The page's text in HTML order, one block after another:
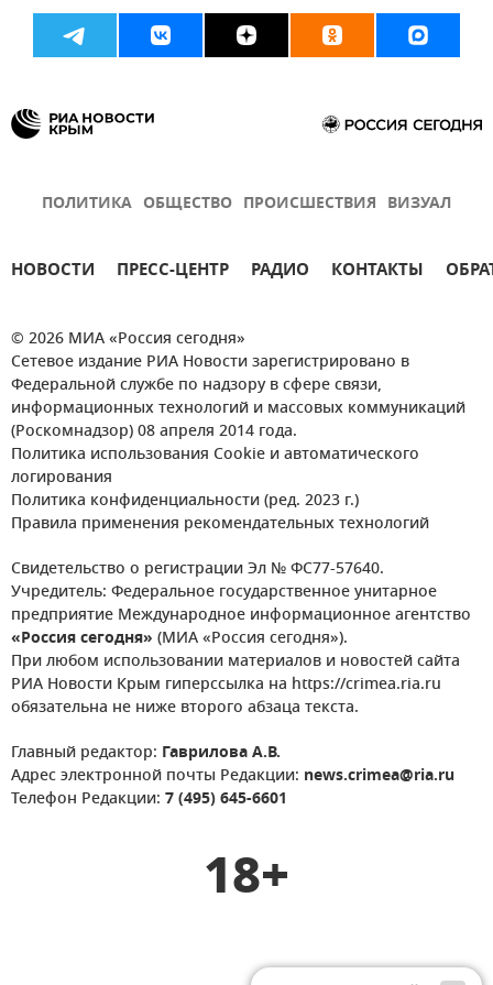
ПОЛИТИКА ОБЩЕСТВО ПРОИСШЕСТВИЯ ВИЗУАЛ
НОВОСТИ ПРЕСС-ЦЕНТР РАДИО КОНТАКТЫ
© 2026 МИА «Россия сегодня»
Сетевое издание РИА Новости зарегистрировано в
Федеральной службе по надзору в сфере связи,
информационных технологий и массовых коммуникаций
(Роскомнадзор) 08 апреля 2014 года.
Политика использования Cookie и автоматического
логирования
Политика конфиденциальности (ред. 2023 г.)
Правила применения рекомендательных технологий
Свидетельство о регистрации Эл № ФС77-57640.
Учредитель: Федеральное государственное унитарное
предприятие Международное информационное агентство
«Россия сегодня» (МИА «Россия сегодня»).
При любом использовании материалов и новостей сайта
РИА Новости Крым гиперссылка на https://crimea.ria.ru
обязательна не ниже второго абзаца текста.
Главный редактор: Гаврилова А.В.
Адрес электронной почты Редакции: news.crimea@ria.ru
Телефон Редакции: 7 (495) 645-6601
18+